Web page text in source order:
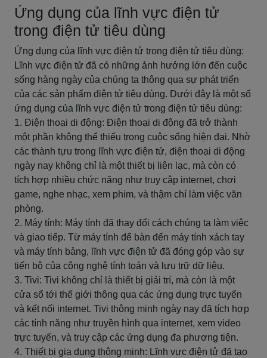
Ứng dụng của lĩnh vực điện tử
trong điện tử tiêu dùng
Ứng dụng của lĩnh vực điện tử trong điện tử tiêu dùng:
Lĩnh vực điện tử đã có những ảnh hưởng lớn đến cuộc
sống hàng ngày của chúng ta thông qua sự phát triển
của các sản phẩm điện tử tiêu dùng. Dưới đây là một số
ứng dụng của lĩnh vực điện tử trong điện tử tiêu dùng:
1. Điện thoại di động: Điện thoại di động đã trở thành
một phần không thể thiếu trong cuộc sống hiện đại. Nhờ
các thành tựu trong lĩnh vực điện tử, điện thoại di động
ngày nay không chỉ là một thiết bị liên lạc, mà còn có
tích hợp nhiều chức năng như truy cập internet, chơi
game, nghe nhạc, xem phim, và thậm chí làm việc văn
phòng.
2. Máy tính: Máy tính đã thay đổi cách chúng ta làm việc
và giao tiếp. Từ máy tính để bàn đến máy tính xách tay
và máy tính bảng, lĩnh vực điện tử đã đóng góp vào sự
tiến bộ của công nghệ tính toán và lưu trữ dữ liệu.
3. Tivi: Tivi không chỉ là thiết bị giải trí, mà còn là một
cửa sổ tới thế giới thông qua các ứng dụng trực tuyến
và kết nối internet. Tivi thông minh ngày nay đã tích hợp
các tính năng như truyền hình qua internet, xem video
trực tuyến, và truy cập các ứng dụng đa phương tiện.
4. Thiết bị gia dụng thông minh: Lĩnh vực điện tử đã tạo